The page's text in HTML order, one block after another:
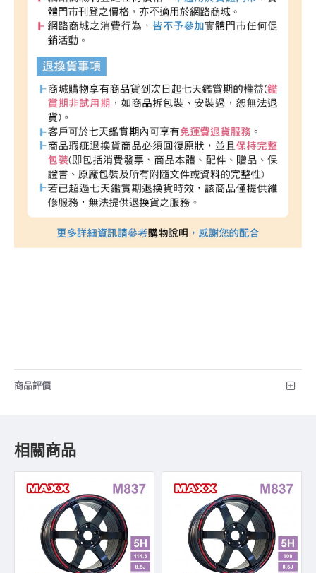
商品評價
相關商品